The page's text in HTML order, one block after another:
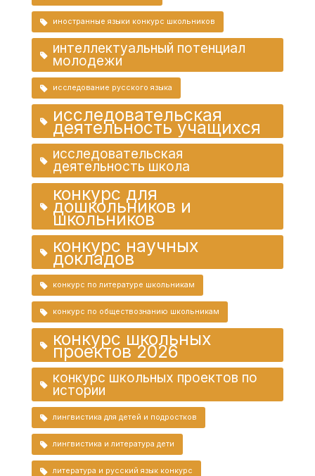
иностранные языки конкурс школьников
интеллектуальный потенциал
молодежи
исследование русского языка
исследовательская
деятельность учащихся
исследовательская
деятельность школа
конкурс для
дошкольников и
школьников
конкурс научных
докладов
конкурс по литературе школьникам
конкурс по обществознанию школьникам
конкурс школьных
проектов 2026
конкурс школьных проектов по
истории
лингвистика для детей и подростков
лингвистика и литература дети
литература и русский язык конкурс